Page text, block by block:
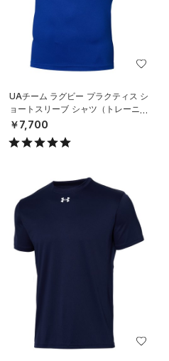
UAチーム ラグビー プラクティス シ
ョートスリーブ シャツ（トレーニン
グ/MEN）
￥7,700